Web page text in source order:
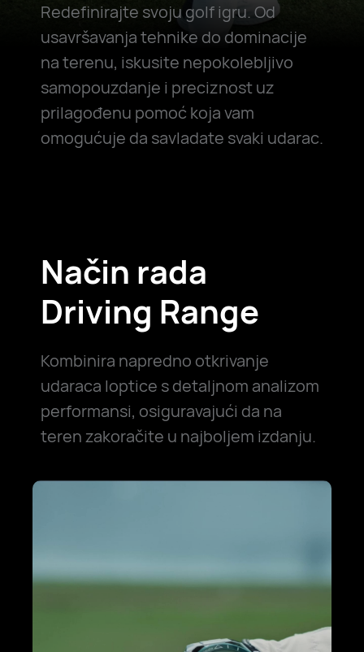
Redefinirajte svoju golf igru. Od
usavršavanja tehnike do dominacije
na terenu, iskusite nepokolebljivo
samopouzdanje i preciznost uz
prilagođenu pomoć koja vam
omogućuje da savladate svaki udarac.
Način rada
Driving Range
Kombinira napredno otkrivanje
udaraca loptice s detaljnom analizom
performansi, osiguravajući da na
teren zakoračite u najboljem izdanju.